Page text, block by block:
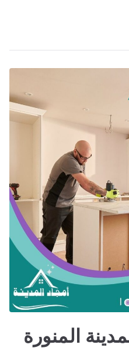
المنورة